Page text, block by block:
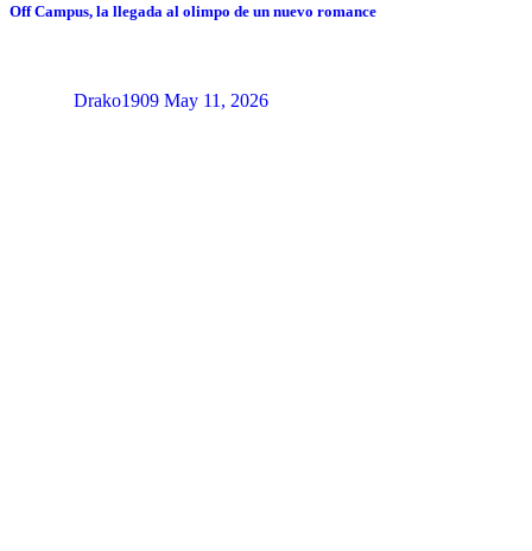
Off Campus, la llegada al olimpo de un nuevo romance
Drako1909 May 11, 2026